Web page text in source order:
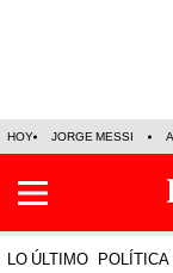
HOY JORGE MESSI
LO ÚLTIMO POLÍTICA